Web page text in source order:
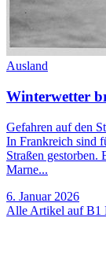
Ausland
Winterwetter
Gefahren auf den
In Frankreich sind
Straßen
Marne...
6. Januar 2026
Alle Artikel auf B1